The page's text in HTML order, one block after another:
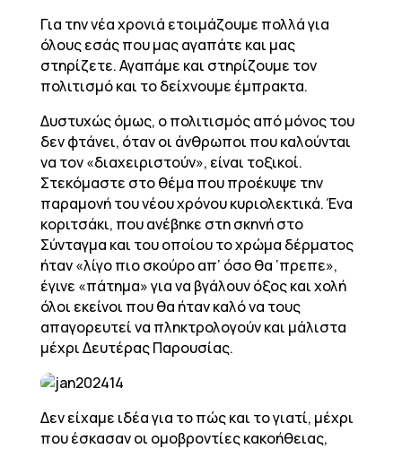
Για την νέα χρονιά ετοιμάζουμε πολλά για
όλους εσάς που μας αγαπάτε και μας
στηρίζετε. Αγαπάμε και στηρίζουμε τον
πολιτισμό και το δείχνουμε έμπρακτα.
Δυστυχώς όμως, ο πολιτισμός από μόνος του
δεν φτάνει, όταν οι άνθρωποι που καλούνται
να τον «διαχειριστούν», είναι τοξικοί.
Στεκόμαστε στο θέμα που προέκυψε την
παραμονή του νέου χρόνου κυριολεκτικά. Ένα
κοριτσάκι, που ανέβηκε στη σκηνή στο
Σύνταγμα και του οποίου το χρώμα δέρματος
ήταν «λίγο πιο σκούρο απ’ όσο θα ‘πρεπε»,
έγινε «πάτημα» για να βγάλουν όξος και χολή
όλοι εκείνοι που θα ήταν καλό να τους
απαγορευτεί να πληκτρολογούν και μάλιστα
μέχρι Δευτέρας Παρουσίας.
Δεν είχαμε ιδέα για το πώς και το γιατί, μέχρι
που έσκασαν οι ομοβροντίες κακοήθειας,